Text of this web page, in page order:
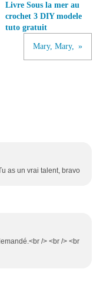
Livre Sous la mer au
crochet 3 DIY modele
tuto gratuit
Mary, Mary,
as un vrai talent, bravo
/> <br /> <br